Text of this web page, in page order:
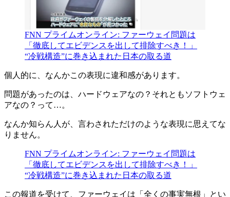
FNN プライムオンライン: ファーウェイ問題は
「徹底してエビデンスを出して排除すべき！」
“冷戦構造”に巻き込まれた日本の取る道
個人的に、なんかこの表現に違和感があります。
問題があったのは、ハードウェアなの？それともソフトウェ
アなの？って…。
なんか知らん人が、言わされただけのような表現に思えてな
りません。
FNN プライムオンライン: ファーウェイ問題は
「徹底してエビデンスを出して排除すべき！」
“冷戦構造”に巻き込まれた日本の取る道
この報道を受けて、ファーウェイは「全くの事実無根」とい